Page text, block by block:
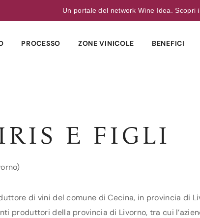
Un portale del network Wine Idea. Scopri
PROCESSO ZONE VINICOLE BENEFICI
E FIGLI
di vini del comune di Cecina, in provincia di
produttori della provincia di Livorno, tra cui